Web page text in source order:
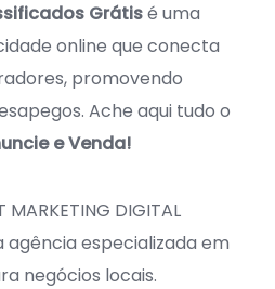
Grátisé uma
online que conecta
promovendo
Ache aqui tudo o
e Venda!
agência especializada em
negócios locais.